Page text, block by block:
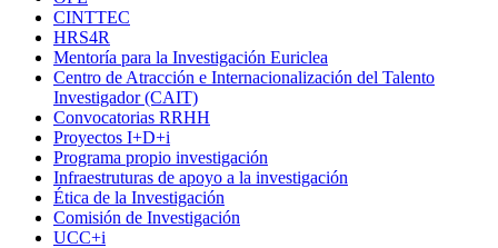
CINTTEC
HRS4R
Mentoría para la Investigación Euriclea
Centro de Atracción e Internacionalización del Talento
Investigador (CAIT)
Convocatorias RRHH
Proyectos I+D+i
Programa propio investigación
Infraestruturas de apoyo a la investigación
Ética de la Investigación
Comisión de Investigación
UCC+i